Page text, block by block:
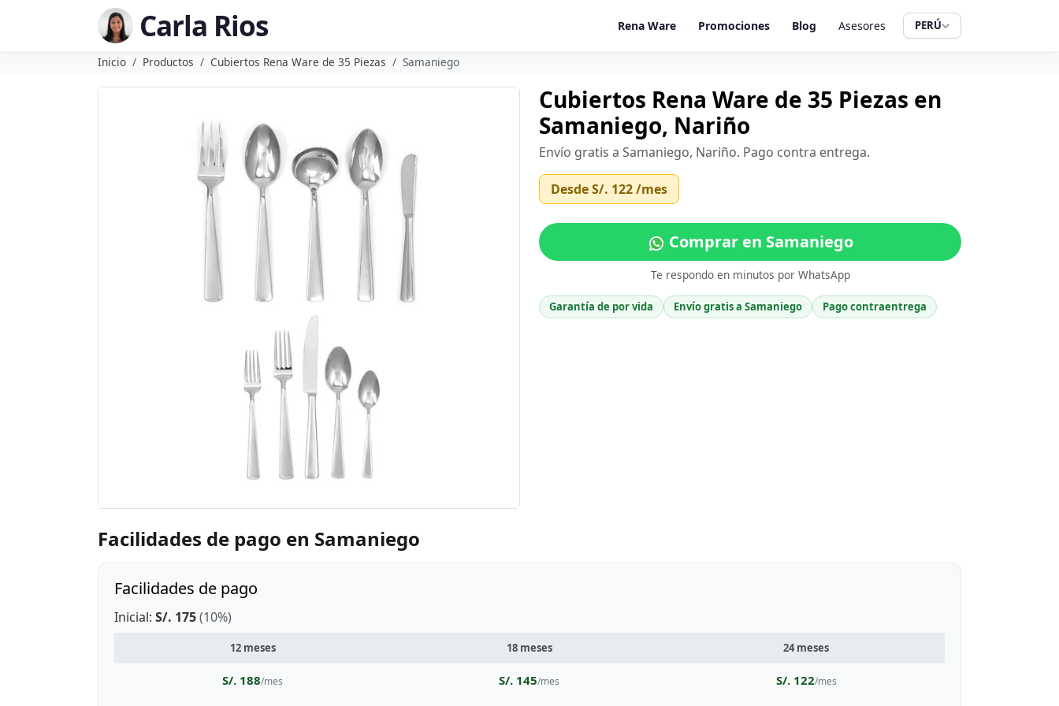
Carla Rios Rena Ware Promociones Blog Asesores PERÚ
Inicio Productos Cubiertos Rena Ware de 35 Piezas Samaniego
Cubiertos Rena Ware de 35 Piezas en
Samaniego, Nariño
Envío gratis a Samaniego, Nariño. Pago contra entrega.
DesdeS/. 122/mes
Comprar en Samaniego
Te respondo en minutos por WhatsApp
Garantía de por vida Envío gratis a Samaniego Pago contraentrega
Facilidades de pago en Samaniego
Facilidades de pago
Inicial: S/. 175(10%)
12 meses 18 meses 24 meses
S/. 188/mes S/. 145/mes S/. 122/mes